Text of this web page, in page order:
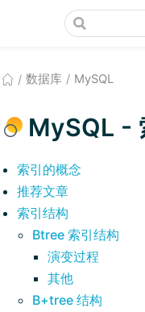
数据库 MySQL
MySQL -
索引的概念
推荐文章
索引结构
Btree 索引结构
演变过程
其他
B+tree 结构